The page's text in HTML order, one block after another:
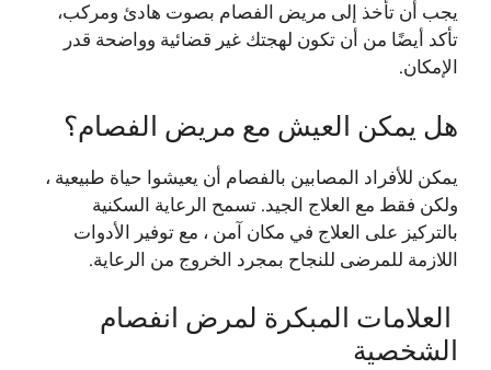
يجب أن تأخذ إلى مريض الفصام بصوت هادئ ومركب،
تأكد أيضًا من أن تكون لهجتك غير قضائية وواضحة قدر
الإمكان.
هل يمكن العيش مع مريض الفصام؟
يمكن للأفراد المصابين بالفصام أن يعيشوا حياة طبيعية ،
ولكن فقط مع العلاج الجيد. تسمح الرعاية السكنية
بالتركيز على العلاج في مكان آمن ، مع توفير الأدوات
اللازمة للمرضى للنجاح بمجرد الخروج من الرعاية.
العلامات المبكرة لمرض انفصام
الشخصية